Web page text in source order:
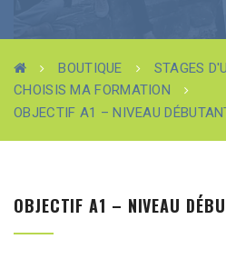
BOUTIQUE STAGES
CHOISIS MA FORMATION
OBJECTIF A1 – NIVEAU
OBJECTIF A1 – NIVEAU